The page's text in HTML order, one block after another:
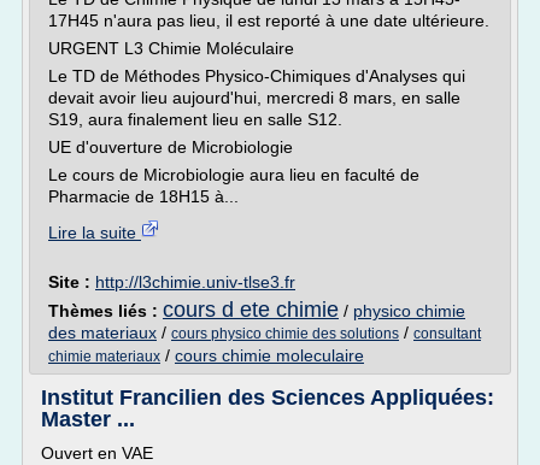
17H45 n'aura pas lieu, il est reporté à une date ultérieure.
URGENT L3 Chimie Moléculaire
Le TD de Méthodes Physico-Chimiques d'Analyses qui
devait avoir lieu aujourd'hui, mercredi 8 mars, en salle
S19, aura finalement lieu en salle S12.
UE d'ouverture de Microbiologie
Le cours de Microbiologie aura lieu en faculté de
Pharmacie de 18H15 à...
Lire la suite
Site : http://l3chimie.univ-tlse3.fr
Thèmes liés : cours d ete chimie / physico chimie
des materiaux / cours physico chimie des solutions / consultant
chimie materiaux / cours chimie moleculaire
Institut Francilien des Sciences Appliquées:
Master ...
Ouvert en VAE